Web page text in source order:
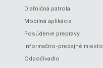
Diaľničná patrola
Mobilná aplikácia
Posúdenie prepravy
Informačno-predajné miesto
Odpočívadlo